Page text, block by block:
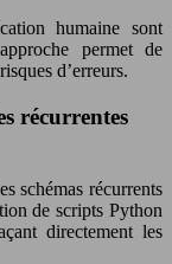
humaine sont
permet de
d’erreurs.
récurrentes
schémas récurrents
de scripts Python
directement les